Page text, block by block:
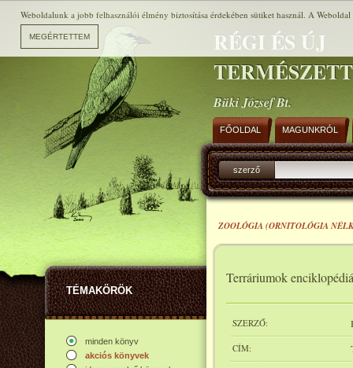
RÉGI ÉS ÚJ
Büki József Bt.
TÉMAKÖRÖK
minden könyv
akciós könyvek
FŐOLDAL MAGUNKRÓL
szerző
ZOOLÓGIA (ORNITOLÓGIA
Terráriumok
SZERZŐ:
CÍM:
Weboldalunk a jobb felhasználói élmény biztosítása érdekében sütiket használ. A